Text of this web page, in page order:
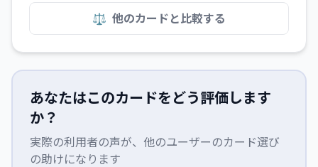
⚖️ 他のカードと比較する
あなたはこのカードをどう評価します
か？
実際の利用者の声が、他のユーザーのカード選び
の助けになります